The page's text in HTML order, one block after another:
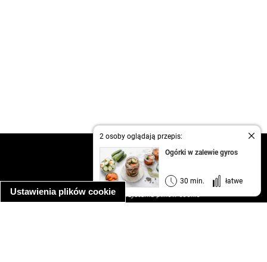
Ustawienia plików cookie
2 osoby oglądają przepis:
Ogórki w zalewie gyros
30 min. łatwe
kontakt
regulamin
informacja o prywatności
informacja o wykorzystaniu plików cookie